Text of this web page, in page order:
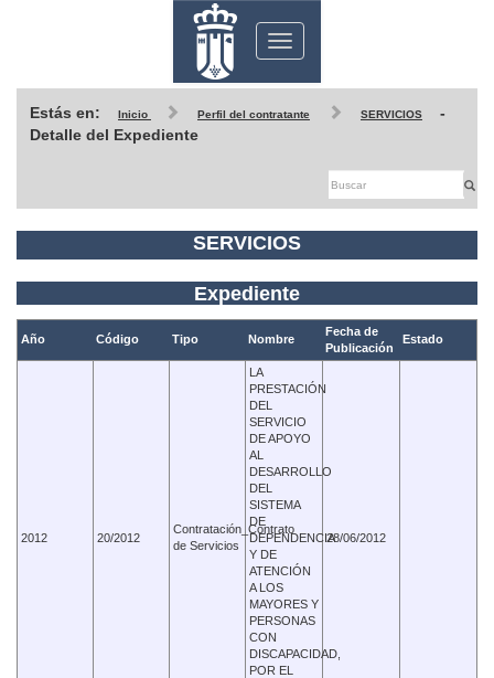
Toggle
navigation
Estás en: Inicio Perfil del contratante SERVICIOS
-
Detalle del Expediente
SERVICIOS
Expediente
Año Código Tipo Nombre
Fecha de
Publicación
Estado
2012 20/2012
Contratación_Contrato
de Servicios
LA
PRESTACIÓN
DEL
SERVICIO
DE APOYO
AL
DESARROLLO
DEL
SISTEMA
DE
DEPENDENCIA
Y DE
ATENCIÓN
A LOS
MAYORES Y
PERSONAS
CON
DISCAPACIDAD,
POR EL
28/06/2012